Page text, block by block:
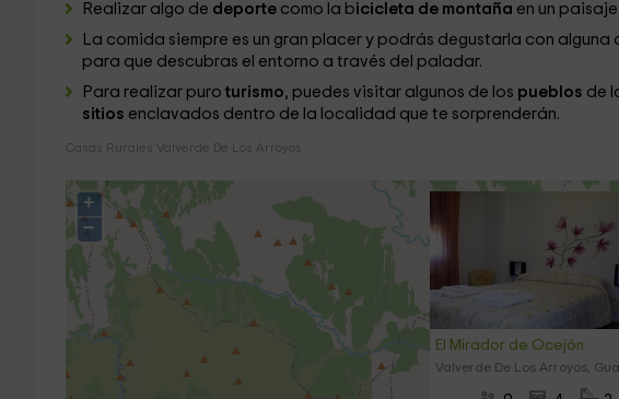
Realizar algo de deportecomo la bicicleta de montaña en un
La comida siempre es un gran placer y podrás degustarla con alguna
para que descubras el entorno a través del paladar.
Para realizar puro turismo, puedes visitar algunos de los pueblos de
sitios enclavados dentro de la localidad que te sorprenderán.
Casas Rurales Valverde De Los Arroyos
El Mirador de Ocejón
Valverde De Los Arroyos,
+
−